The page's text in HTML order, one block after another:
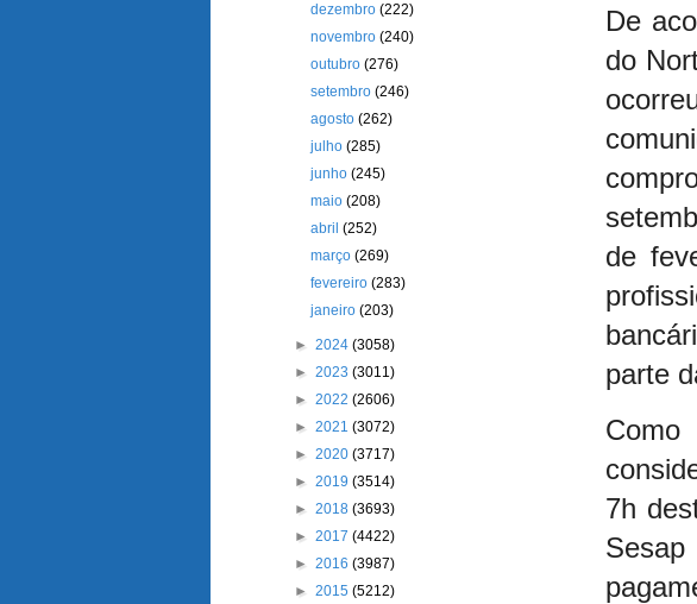
De
do
de
parte
7h
dezembro(222)
novembro(240)
outubro(276)
setembro(246)
agosto(262)
julho(285)
junho(245)
maio(208)
abril(252)
março(269)
fevereiro(283)
janeiro(203)
► 2024 (3058)
► 2023 (3011)
► 2022 (2606)
► 2021 (3072)
► 2020 (3717)
► 2019 (3514)
► 2018 (3693)
► 2017 (4422)
► 2016 (3987)
► 2015 (5212)